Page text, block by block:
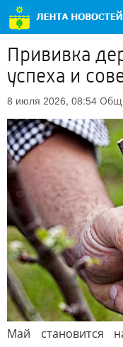
Прививка
успеха и
8 июля 2026, 08:54
Май становится